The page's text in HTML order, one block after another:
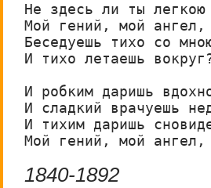
Не здесь ли ты легкою
Мой гений, мой ангел,
Беседуешь тихо со
И тихо летаешь
И робким даришь
И сладкий врачуешь
И тихим даришь
Мой гений, мой
1840-1892